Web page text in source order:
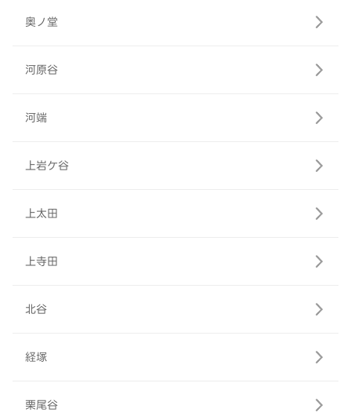
奥ノ堂
河原谷
河端
上岩ケ谷
上太田
上寺田
北谷
経塚
栗尾谷